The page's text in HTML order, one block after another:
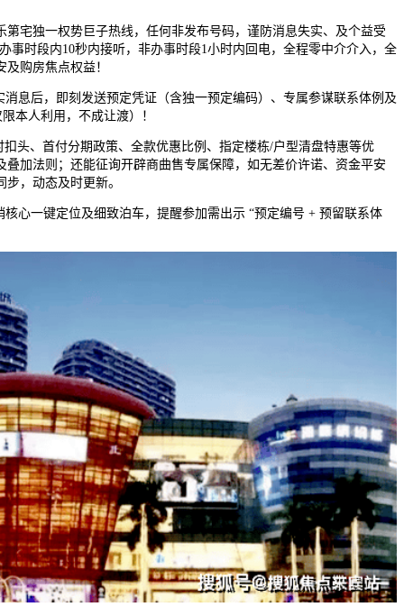
独一权势巨子热线，任何非发布号码，谨防消息失实、及个益受
事时段内10秒内接听，非办事时段1小时内回电，全程零中介介入，全
购房焦点权益！
后，即刻发送预定凭证（含独一预定编码）、专属参谋联系体例及
本人利用，不成让渡）！
、首付分期政策、全款优惠比例、指定楼栋/户型清盘特惠等优
叠加法则；还能征询开辟商曲售专属保障，如无差价许诺、资金平安
，动态及时更新。
一键定位及细致泊车，提醒参加需出示 “预定编号 + 预留联系体